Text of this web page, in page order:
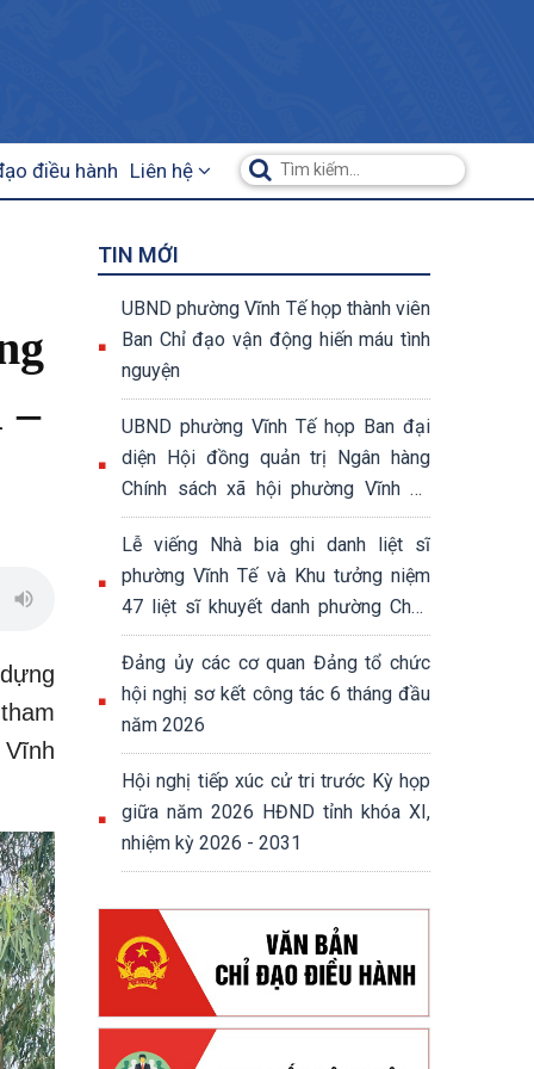
điều hành Liên hệ
–
TIN MỚI
UBND phường Vĩnh Tế họp thành viên
Ban Chỉ đạo vận động hiến máu tình
nguyện
UBND phường Vĩnh Tế họp Ban đại
diện Hội đồng quản trị Ngân hàng
Chính sách xã hội phường Vĩnh Tế
quý II năm 2026
Lễ viếng Nhà bia ghi danh liệt sĩ
phường Vĩnh Tế và Khu tưởng niệm
47 liệt sĩ khuyết danh phường Châu
Đốc
Đảng ủy các cơ quan Đảng tổ chức
hội nghị sơ kết công tác 6 tháng đầu
năm 2026
Hội nghị tiếp xúc cử tri trước Kỳ họp
giữa năm 2026 HĐND tỉnh khóa XI,
nhiệm kỳ 2026 - 2031